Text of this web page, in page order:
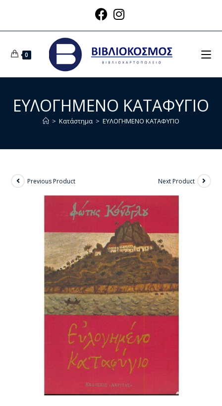
0
ΕΥΛΟΓΗΜΕΝΟ ΚΑΤΑΦΥΓΙΟ
> Κατάστημα > ΕΥΛΟΓΗΜΕΝΟ ΚΑΤΑΦΥΓΙΟ
Previous Product Next Product